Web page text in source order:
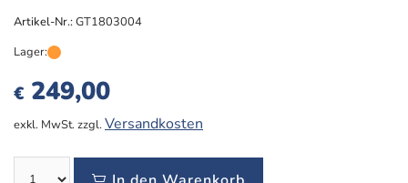
Artikel-Nr.:GT1803004
Lager:
€ 249,00
exkl. MwSt. zzgl. Versandkosten